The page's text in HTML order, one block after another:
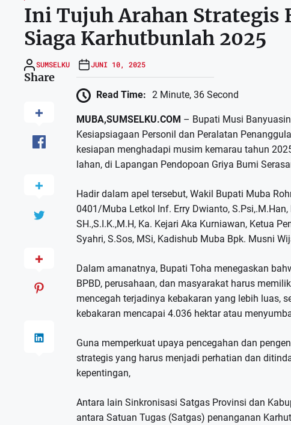
Ini Tujuh Arahan Strategis
Siaga Karhutbunlah 2025
SUMSELKU JUNI 10, 2025
Share
Read Time: 2 Minute, 36 Second
MUBA,SUMSELKU.COM – Bupati Musi
Kesiapsiagaan Personil dan Peralatan
kesiapan menghadapi musim kemarau tahun
lahan, di Lapangan Pendopoan Griya Bumi
Hadir dalam apel tersebut, Wakil Bupati Muba
0401/Muba Letkol Inf. Erry Dwianto,
SH.,S.I.K.,M.H, Ka. Kejari Aka Kurniawan, Ketua
Syahri, S.Sos, MSi, Kadishub Muba Bpk. Musni
Dalam amanatnya, Bupati Toha menegaskan
BPBD, perusahaan, dan masyarakat harus
mencegah terjadinya kebakaran yang lebih luas,
kebakaran mencapai 4.036 hektar atau
Guna memperkuat upaya pencegahan dan
strategis yang harus menjadi perhatian dan
kepentingan,
Antara lain Sinkronisasi Satgas Provinsi dan
antara Satuan Tugas (Satgas) penanganan